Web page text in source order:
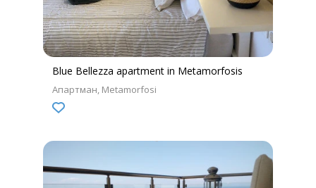
Blue Bellezza apartment in Metamorfosis
Апартман Metamorfosi